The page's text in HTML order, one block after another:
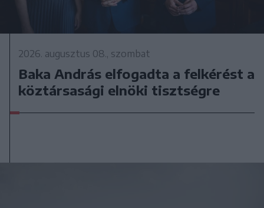
2026. augusztus 08., szombat
Baka András elfogadta a felkérést a
köztársasági elnöki tisztségre